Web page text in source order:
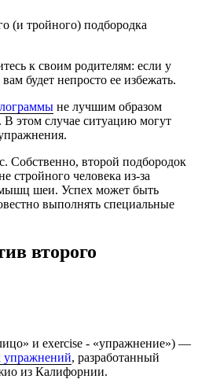
(и тройного) подбородка
к своим родителям: если у
будет непросто ее избежать.
не лучшим образом
В этом случае ситуацию могут
второй подбородок
стройного человека из-за
шеи. Успех может быть
выполнять специальные
второго
и exercise - «упражнение») —
упражнений, разработанный
из Калифорнии.